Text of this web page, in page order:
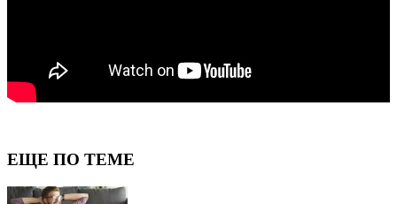
ЕЩЕ ПО ТЕМЕ